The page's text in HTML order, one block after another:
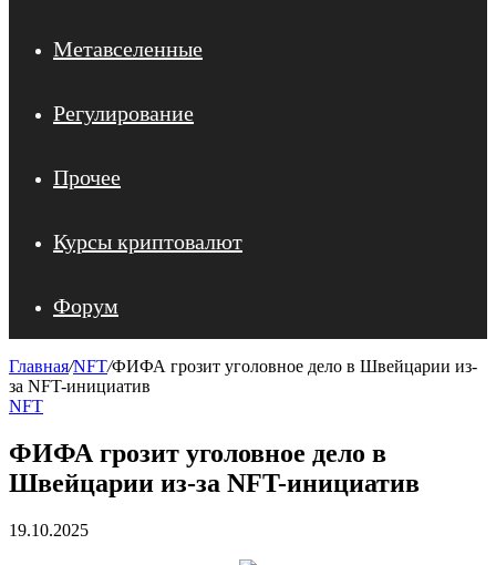
Метавселенные
Регулирование
Прочее
Курсы криптовалют
Форум
Главная/NFT/ФИФА грозит уголовное дело в Швейцарии из-
за NFT-инициатив
NFT
ФИФА грозит уголовное дело в
Швейцарии из-за NFT-инициатив
19.10.2025